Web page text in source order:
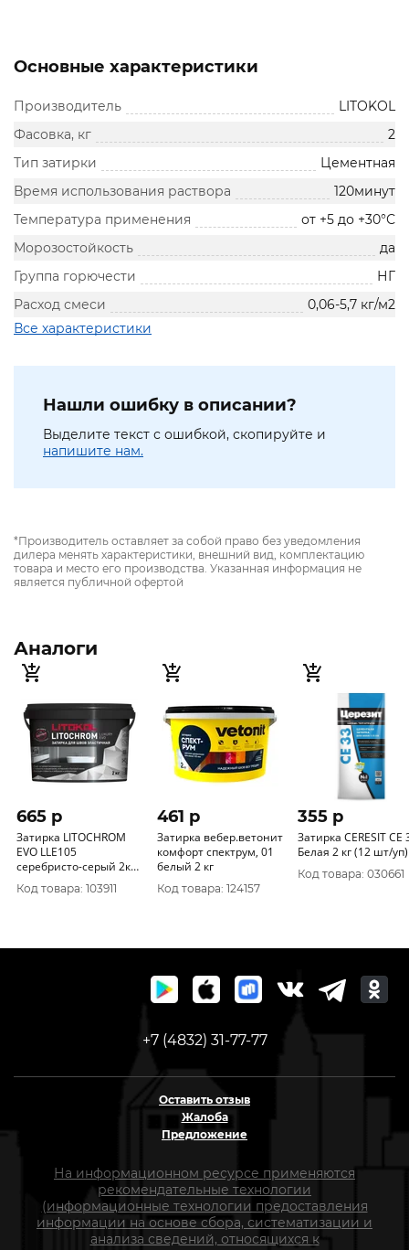
Основные характеристики
Производитель
LITOKOL
Фасовка, кг
2
Тип затирки
Цементная
Время использования раствора
120минут
Температура применения
от +5 до +30°С
Морозостойкость
да
Группа горючести
НГ
Расход смеси
0,06-5,7 кг/м2
Все характеристики
Нашли ошибку в описании?
Выделите текст с ошибкой, скопируйте и
напишите нам.
*Производитель оставляет за собой право без уведомления
дилера менять характеристики, внешний вид, комплектацию
товара и место его производства. Указанная информация не
является публичной офертой
Аналоги
665 p
Затирка LITOCHROM
EVO LLE105
серебристо-серый 2кг
LUX
Код товара: 103911
461 p
Затирка вебер.ветонит
комфорт спектрум, 01
белый 2 кг
Код товара: 124157
355 p
Затирка CERESIT CE
Белая 2 кг (12 шт/уп)
Код товара: 030661
+7 (4832) 31-77-77
Оставить отзыв
Жалоба
Предложение
На информационном ресурсе применяются
рекомендательные технологии
(информационные технологии предоставления
информации на основе сбора, систематизации и
анализа сведений, относящихся к